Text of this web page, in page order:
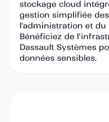
stockage cloud
gestion simplifiée
l'administration et du
Bénéficiez de
Dassault Systèmes
données sensibles.